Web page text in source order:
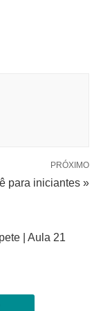
PRÓXIMO
para iniciantes »
| Aula 21